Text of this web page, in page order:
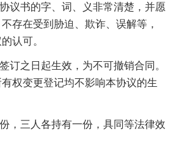
书的字、词、义非常清楚，并愿
存在受到胁迫、欺诈、误解等，
认可。
之日起生效，为不可撤销合同。
权变更登记均不影响本协议的生
三人各持有一份，具同等法律效